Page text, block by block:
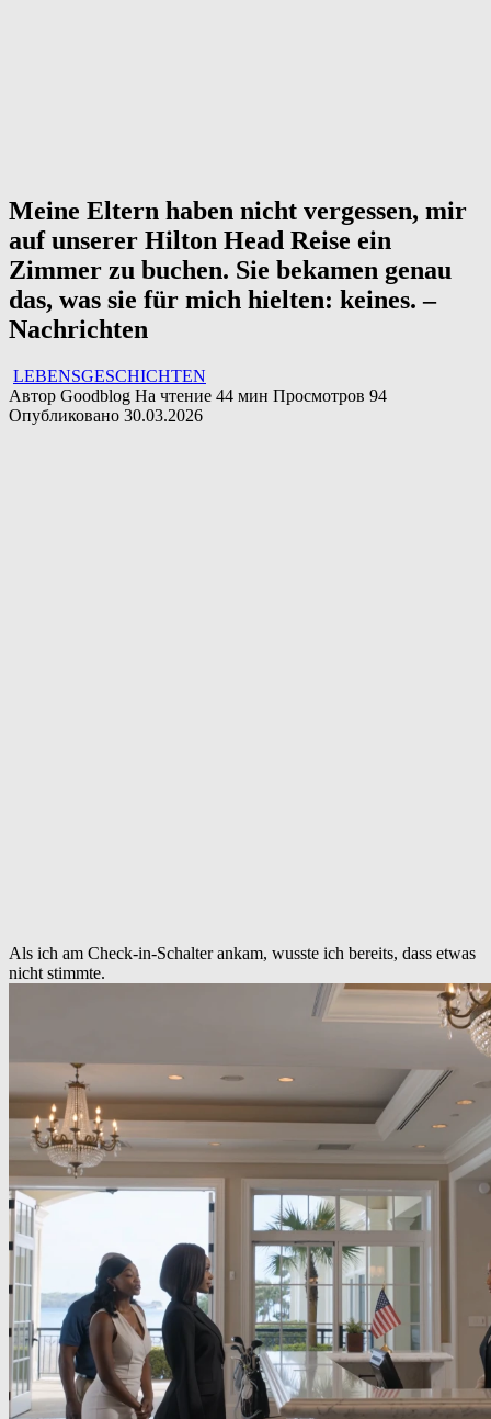
Meine Eltern haben nicht vergessen, mir
auf unserer Hilton Head Reise ein
Zimmer zu buchen. Sie bekamen genau
das, was sie für mich hielten: keines. –
Nachrichten
LEBENSGESCHICHTEN
Автор Goodblog На чтение 44 мин Просмотров 94
Опубликовано 30.03.2026
Als ich am Check-in-Schalter ankam, wusste ich bereits, dass etwas
nicht stimmte.